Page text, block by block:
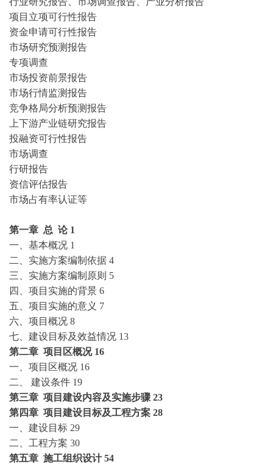
项目立项可行性报告
资金申请可行性报告
市场研究预测报告
专项调查
市场投资前景报告
市场行情监测报告
竞争格局分析预测报告
上下游产业链研究报告
投融资可行性报告
市场调查
行研报告
资信评估报告
市场占有率认证等
第一章 总 论 1
一、基本概况 1
二、实施方案编制依据 4
三、实施方案编制原则 5
四、项目实施的背景 6
五、项目实施的意义 7
六、项目概况 8
七、建设目标及效益情况 13
第二章 项目区概况 16
一、项目区概况 16
二、
建设条件 19
第三章 项目建设内容及实施步骤 23
第四章 项目建设目标及工程方案 28
一、建设目标 29
二、工程方案 30
第五章 施工组织设计 54